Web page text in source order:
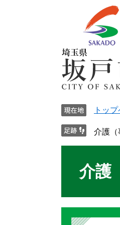
トッ
介護（
介護